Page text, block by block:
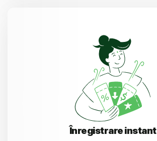
Înregistrare instant